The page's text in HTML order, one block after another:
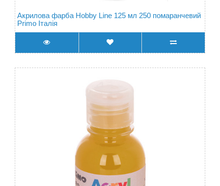
Акрилова фарба Hobby Line 125 мл 250 помаранчевий
Primo Італія